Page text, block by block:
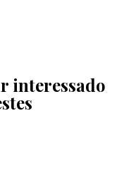
interessado